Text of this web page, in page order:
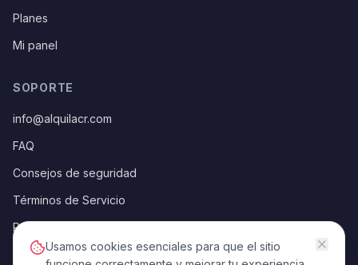
Planes
Mi panel
SOPORTE
info@alquilacr.com
FAQ
Consejos de seguridad
Términos de Servicio
Política de Privacidad
Usamos cookies esenciales para que el sitio